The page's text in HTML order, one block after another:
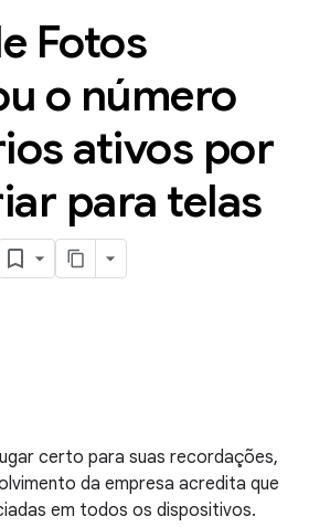
Fotos
o número
ativos por
para telas
certo para suas recordações,
da empresa acredita que
em todos os dispositivos.